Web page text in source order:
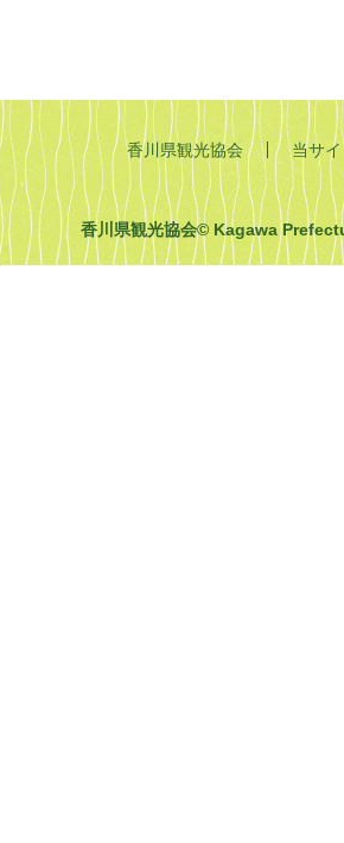
香川県観光協会 当サ
香川県観光協会© Kagawa